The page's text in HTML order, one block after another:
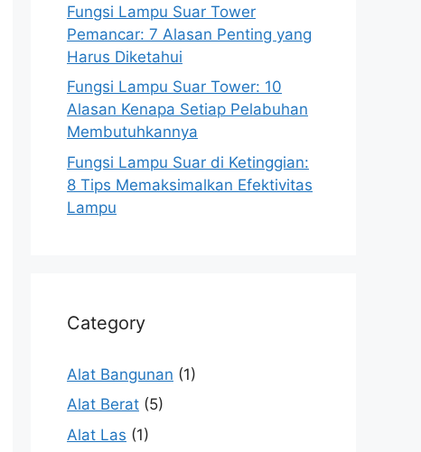
Fungsi Lampu Suar Tower
Pemancar: 7 Alasan Penting yang
Harus Diketahui
Fungsi Lampu Suar Tower: 10
Alasan Kenapa Setiap Pelabuhan
Membutuhkannya
Fungsi Lampu Suar di Ketinggian:
8 Tips Memaksimalkan Efektivitas
Lampu
Category
Alat Bangunan (1)
Alat Berat (5)
Alat Las (1)